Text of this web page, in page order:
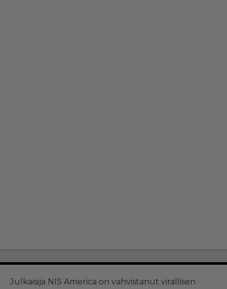
Julkaisija NIS America on vahvistanut virallisen